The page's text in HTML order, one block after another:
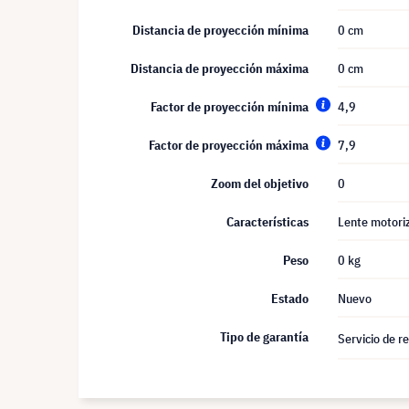
Distancia de proyección mínima 0 cm
Distancia de proyección máxima 0 cm
Factor de proyección mínima 4,9
Factor de proyección máxima 7,9
Zoom del objetivo 0
Características Lente
Peso 0 kg
Estado Nuevo
Tipo de garantía Servicio de